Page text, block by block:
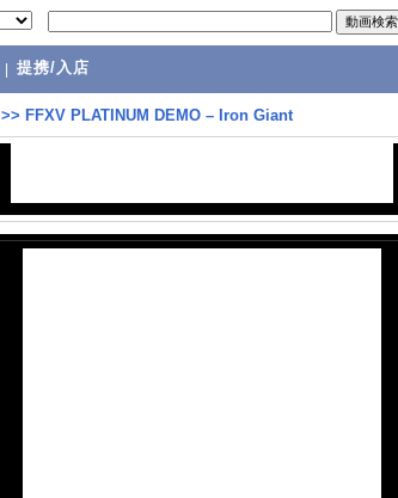
提携/入店
>> FFXV PLATINUM DEMO – Iron Giant